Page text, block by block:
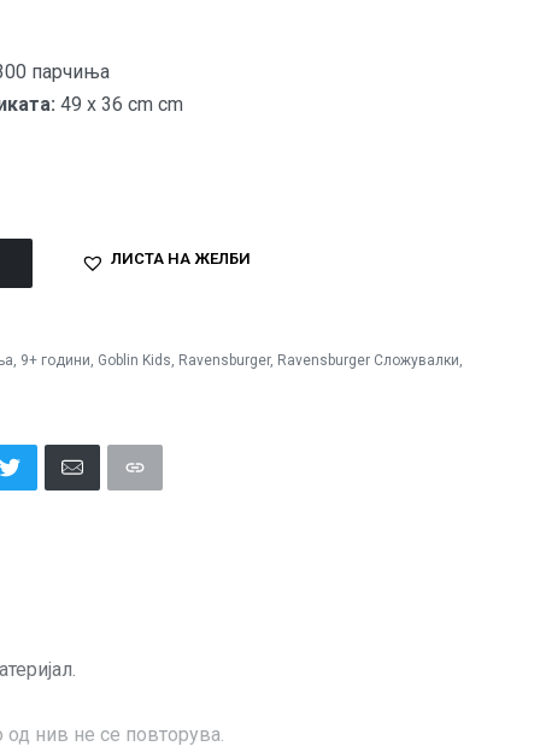
парчиња
49 x 36 cm cm
ЛИСТА НА ЖЕЛБИ
, 9+ години, Goblin Kids, Ravensburger, Ravensburger Сложувалки,
нив не се повторува.